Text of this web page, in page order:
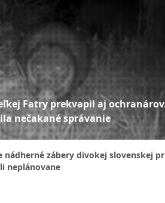
Fatry prekvapil aj
nečakané správanie
nádherné zábery divokej slovenskej
neplánovane